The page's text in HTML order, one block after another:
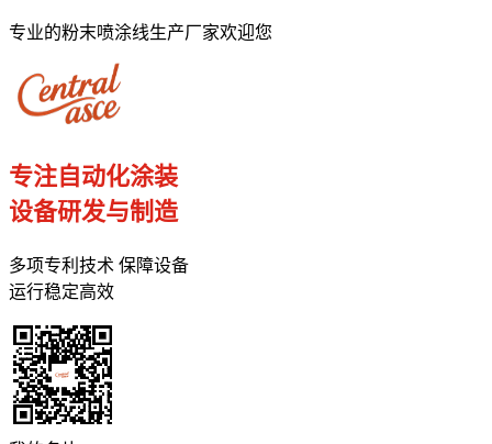
专业的粉末喷涂线生产厂家欢迎您
专注自动化涂装
设备研发与制造
多项专利技术 保障设备
运行稳定高效